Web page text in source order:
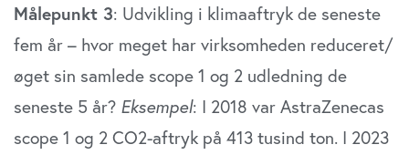
Målepunkt 3: Udvikling i klimaaftryk de seneste
fem år – hvor meget har virksomheden reduceret/
øget sin samlede scope 1 og 2 udledning de
seneste 5 år? Eksempel: I 2018 var AstraZenecas
scope 1 og 2 CO2-aftryk på 413 tusind ton. I 2023